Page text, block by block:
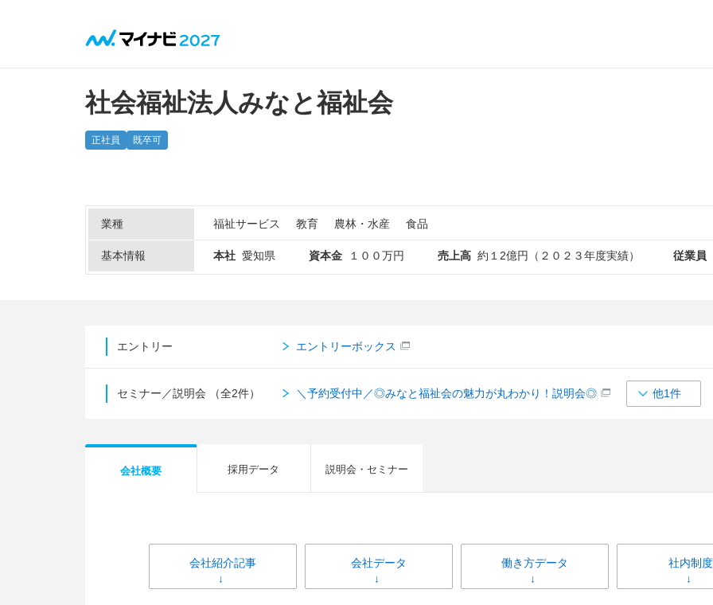
社会福祉法人みなと福祉会
正社員 既卒可
業種 福祉サービス 教育 農林・水産 食品
基本情報 本社 愛知県 資本金 １００万円 売上高 約１2億円（２０２３年度実績） 従業員
エントリー エントリーボックス
セミナー／説明会 （全2件） ＼予約受付中／◎みなと福祉会の魅力が丸わかり！説明会◎ 他1件
会社概要 採用データ 説明会・セミナー
会社紹介記事 会社データ 働き方データ 社内制度